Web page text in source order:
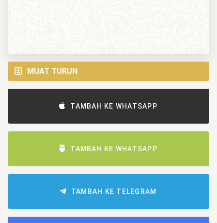
MUAT TURUN
TAMBAH KE WHATSAPP
TAMBAH KE WHATSAPP
TAMBAH KE TELEGRAM